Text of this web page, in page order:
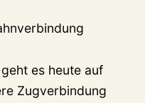
es heute auf
Zugverbindung